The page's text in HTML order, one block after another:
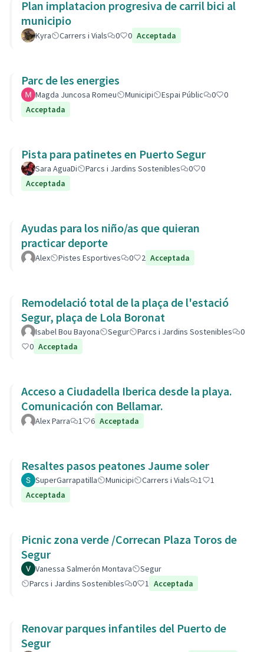
Plan implatacion progresiva de carril bici al
municipio
Kyra Carrers i Vials 0 0 Acceptada
Parc de les energies
Magda Juncosa Romeu Municipi Espai Públic 0
0
Acceptada
Pista para patinetes en Puerto Segur
Sara AguaDi Parcs i Jardins Sostenibles 0
0
Acceptada
Ayudas para los niño/as que quieran
practicar deporte
Alex Pistes Esportives 0 2 Acceptada
Remodelació total de la plaça de l'estació
Segur, plaça de Lola Boronat
Isabel Bou Bayona Segur Parcs i Jardins Sostenibles
0
0 Acceptada
Acceso a Ciudadella Iberica desde la playa.
Comunicación con Bellamar.
Alex Parra 1 6 Acceptada
Resaltes pasos peatones Jaume soler
SuperGarrapatilla Municipi Carrers i Vials 1
1
Acceptada
Picnic zona verde /Correcan Plaza Toros de
Segur
Vanessa Salmerón Montava
Segur
Parcs i Jardins Sostenibles
0 1 Acceptada
Renovar parques infantiles del Puerto de
Segur